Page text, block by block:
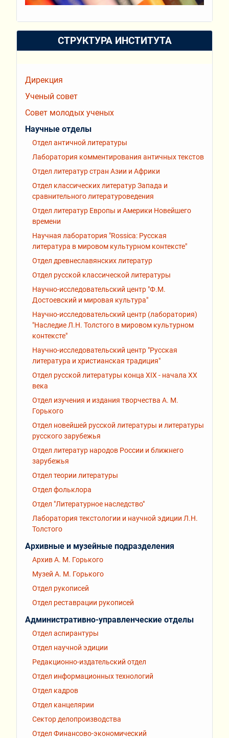
СТРУКТУРА ИНСТИТУТА
Дирекция
Ученый совет
Совет молодых ученых
Научные отделы
Отдел античной литературы
Лаборатория комментирования античных текстов
Отдел литератур стран Азии и Африки
Отдел классических литератур Запада и
сравнительного литературоведения
Отдел литератур Европы и Америки Новейшего
времени
Научная лаборатория "Rossiсa: Русская
литература в мировом культурном контексте"
Отдел древнеславянских литератур
Отдел русской классической литературы
Научно-исследовательский центр "Ф.М.
Достоевский и мировая культура"
Научно-исследовательский центр (лаборатория)
"Наследие Л.Н. Толстого в мировом культурном
контексте"
Научно-исследовательский центр "Русская
литература и христианская традиция"
Отдел русской литературы конца XIX - начала XX
века
Отдел изучения и издания творчества А. М.
Горького
Отдел новейшей русской литературы и литературы
русского зарубежья
Отдел литератур народов России и ближнего
зарубежья
Отдел теории литературы
Отдел фольклора
Отдел "Литературное наследство"
Лаборатория текстологии и научной эдиции Л.Н.
Толстого
Архивные и музейные подразделения
Архив А. М. Горького
Музей А. М. Горького
Отдел рукописей
Отдел реставрации рукописей
Административно-управленческие отделы
Отдел аспирантуры
Отдел научной эдиции
Редакционно-издательский отдел
Отдел информационных технологий
Отдел кадров
Отдел канцелярии
Сектор делопроизводства
Отдел Финансово-экономический